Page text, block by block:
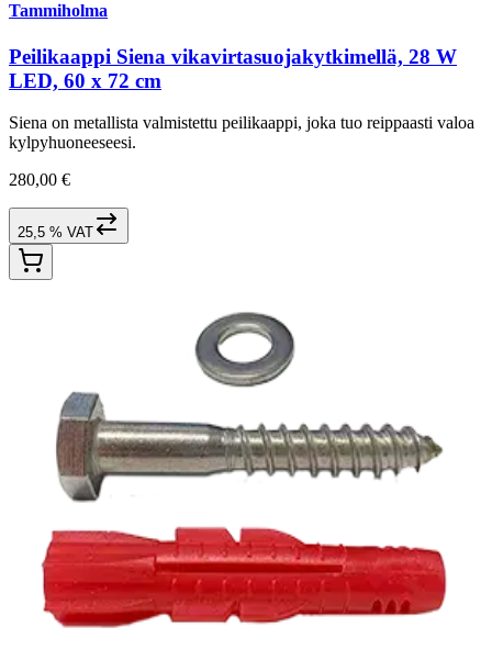
Tammiholma
Peilikaappi Siena vikavirtasuojakytkimellä, 28 W
LED, 60 x 72 cm
Siena on metallista valmistettu peilikaappi, joka tuo reippaasti valoa
kylpyhuoneeseesi.
280,00 €
25,5 % VAT